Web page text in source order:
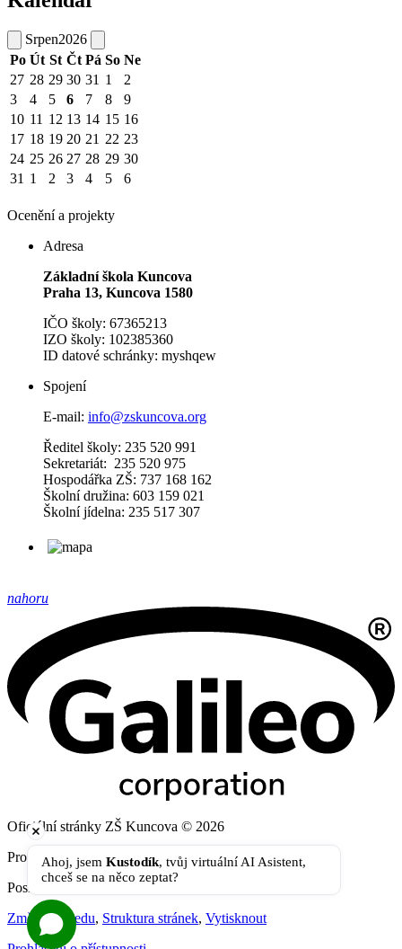
Srpen2026
Po Út St Čt Pá So Ne
27 28 29 30 31 1
2
3
4 5 6 7 8
9
10 11 12 13 14 15 16
17 18 19 20 21 22 23
24 25 26 27 28 29 30
31 1 2 3 4 5 6
Ocenění a projekty
Adresa
Základní škola Kuncova
Praha 13, Kuncova 1580
IČO školy: 67365213
IZO školy: 102385360
ID datové schránky: myshqew
Spojení
E-mail: info@zskuncova.org
Ředitel školy: 235 520 991
Sekretariát: 235 520 975
Hospodářka ZŠ: 737 168 162
Školní družina: 603 159 021
Školní jídelna: 235 517 307
nahoru
Oficiální stránky ZŠ Kuncova © 2026
ProvozovatelGalileo Corporation s.r.o.
Poslední aktualizace: 26. 6. 2026
Změna vzhledu, Struktura stránek, Vytisknout
Ahoj, jsem Kustodík, tvůj virtuální AI Asistent,
chceš se na něco zeptat?